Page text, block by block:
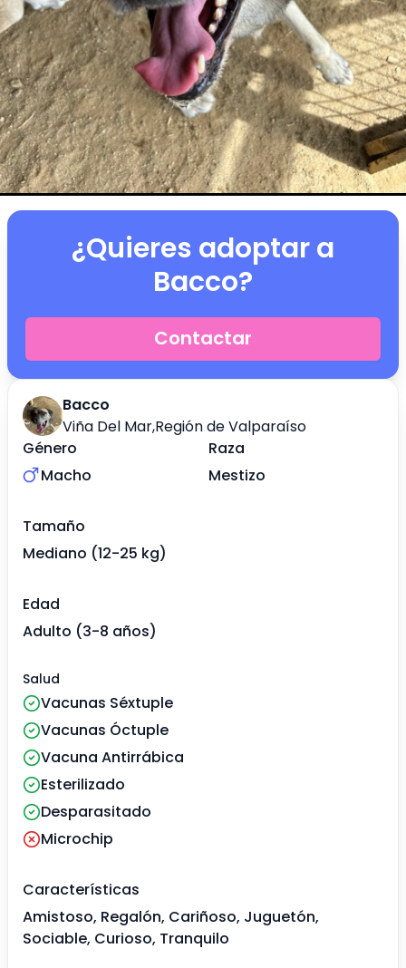
Bacco
Viña Del Mar,Región de Valparaíso
Género
Macho
Raza
Mestizo
Tamaño
Mediano (12-25 kg)
Edad
Adulto (3-8 años)
Salud
Vacunas Séxtuple
Vacunas Óctuple
Vacuna Antirrábica
Esterilizado
Desparasitado
Microchip
Características
Amistoso, Regalón, Cariñoso, Juguetón,
Sociable, Curioso, Tranquilo
¿Quieres adoptar a
Bacco?
Contactar